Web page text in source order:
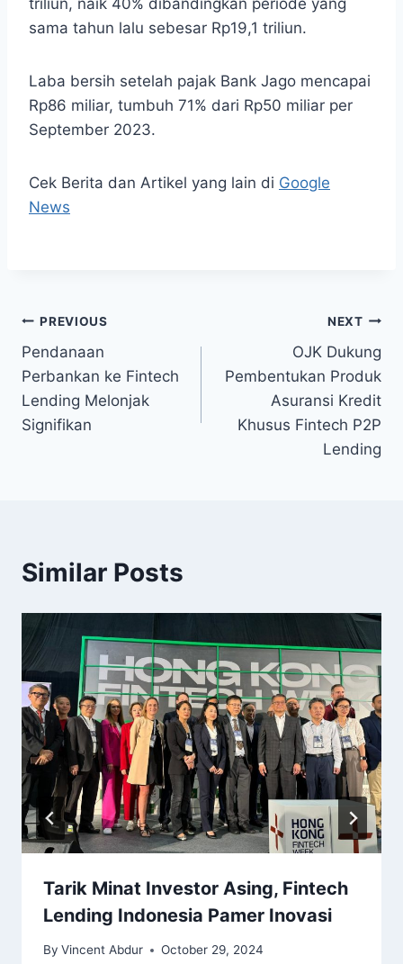
triliun, naik 40% dibandingkan periode yang
sama tahun lalu sebesar Rp19,1 triliun.
Laba bersih setelah pajak Bank Jago mencapai
Rp86 miliar, tumbuh 71% dari Rp50 miliar per
September 2023.
Cek Berita dan Artikel yang lain di Google
News
Post
navigation
PREVIOUS
Pendanaan
Perbankan ke Fintech
Lending Melonjak
Signifikan
NEXT
OJK Dukung
Pembentukan Produk
Asuransi Kredit
Khusus Fintech P2P
Lending
Similar Posts
Tarik Minat Investor Asing, Fintech
Lending Indonesia Pamer Inovasi
By Vincent Abdur October 29, 2024